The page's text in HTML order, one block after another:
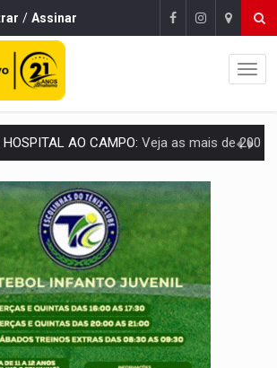
/ Assinar
Grupo Nova Era amplia presença em PVH e transforma Aramix
GLOBAL:PCC amplia presença internacional e transforma Brasil em
RONDONIAOVIVO: Museólogo Antônio Ocampo conduz a história de
DE DANOS:Ferroviários pedem ao Iphan recuperação de área
O CARDÁPIO:Veja essa receita de carne assada para o
AOS ESTUDANTES:Greve dos professores em PVH é
DE DEBORAH LOGAN:Terror mistura mistério e filmagens